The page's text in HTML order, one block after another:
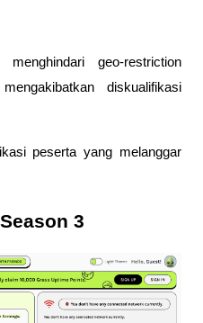
geo-restriction
diskualifikasi
peserta yang melanggar
3